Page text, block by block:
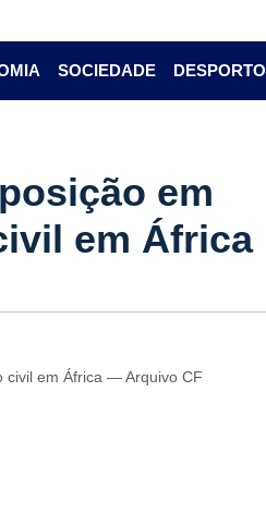
SOCIEDADE DESPORTO
em
em África
civil em África — Arquivo CF